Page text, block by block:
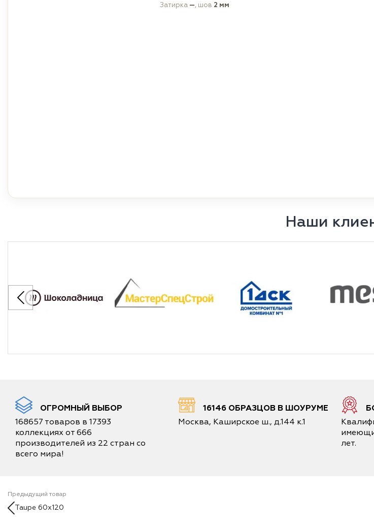
Затирка —, шов 2 мм
Наши
ОГРОМНЫЙ ВЫБОР
168657 товаров в 17393
коллекциях от 666
производителей из 22 стран со
всего мира!
16146 ОБРАЗЦОВ В ШОУРУМЕ
Москва, Каширское ш., д.144 к.1
лет.
Предыдущий товар
Taupe 60x120